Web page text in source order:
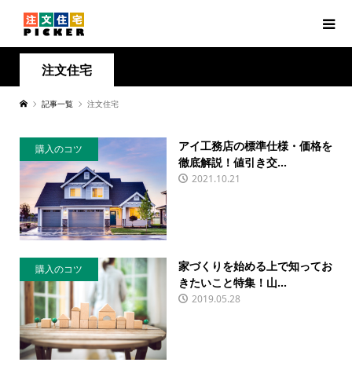
注文住宅
記事一覧 注文住宅
購入のコツ
アイ工務店の標準仕様・価格を
徹底解説！値引き交...
2021.10.21
購入のコツ
家づくりを始める上で知ってお
きたいこと特集！山...
2019.05.28